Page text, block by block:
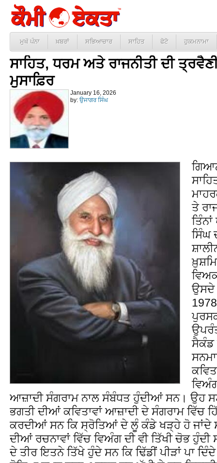
ਮੁਖੱ ਪੰਨਾ ਖ਼ਬਰਾਂ ਸਭਿਆਚਾਰ ਸਾਹਿਤ ਫੋਟੋ ਹੁਕਮਨਾਮਾ
ਸਾਹਿਤ, ਧਰਮ ਅਤੇ ਰਾਜਨੀਤੀ ਦੀ
ਮੁਸਾਫ਼ਿਰ
January 16, 2026
by: ਉਜਾਗਰ ਸਿੰਘ
ਤੇ
ਸਿੰਘ
ਉਸਦੇ
ਸੈਕੰਡ
ਆਜ਼ਾਦੀ ਸੰਗਰਾਮ ਨਾਲ ਸੰਬੰਧਤ ਹੁੰਦੀਆਂ ਸਨ। ਉਹ
ਭਗਤੀ ਦੀਆਂ ਕਵਿਤਾਵਾਂ ਆਜ਼ਾਦੀ ਦੇ ਸੰਗਰਾਮ ਵਿੱਚ
ਕਰਦੀਆਂ ਸਨ ਕਿ ਸ੍ਰੋਤਿਆਂ ਦੇ ਲੂੰ ਕੰਡੇ ਖੜ੍ਹੇ ਹੋ ਜਾਂਦੇ
ਦੀਆਂ ਰਚਨਾਵਾਂ ਵਿੱਚ ਵਿਅੰਗ ਦੀ ਵੀ ਤਿੱਖੀ ਚੋਭ
ਦੇ ਤੀਰ ਇਤਨੇ ਤਿੱਖੇ ਹੁੰਦੇ ਸਨ ਕਿ ਢਿੱਡੀਂ ਪੀੜਾਂ ਪਾ